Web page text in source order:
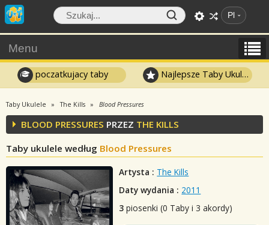
Pl
Menu
poczatkujacy taby Najlepsze Taby Ukulele
Taby Ukulele The Kills Blood Pressures
BLOOD PRESSURES PRZEZ THE KILLS
Taby ukulele według Blood Pressures
Artysta : The Kills
Daty wydania : 2011
3 piosenki (0 Taby i 3 akordy)